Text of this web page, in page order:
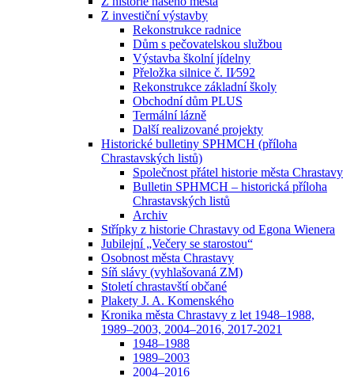
Z investiční výstavby
Rekonstrukce radnice
Dům s pečovatelskou službou
Výstavba školní jídelny
Přeložka silnice č. II⁄592
Rekonstrukce základní školy
Obchodní dům PLUS
Termální lázně
Další realizované projekty
Historické bulletiny SPHMCH (příloha
Chrastavských listů)
Společnost přátel historie města Chrastavy
Bulletin SPHMCH – historická příloha
Chrastavských listů
Archiv
Střípky z historie Chrastavy od Egona Wienera
Jubilejní „Večery se starostou“
Osobnost města Chrastavy
Síň slávy (vyhlašovaná ZM)
Století chrastavští občané
Plakety J. A. Komenského
Kronika města Chrastavy z let 1948–1988,
1989–2003, 2004–2016, 2017-2021
1948–1988
1989–2003
2004–2016